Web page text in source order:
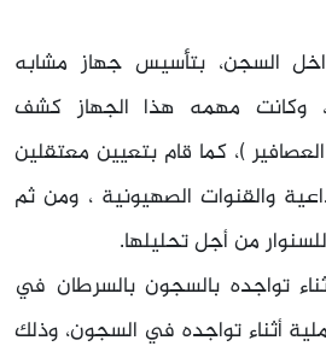
السجن، بتأسيس جهاز مشابه
وكانت مهمه هذا الجهاز كشف
)، كما قام بتعيين معتقلين
والقنوات الصهيونية ، ومن ثم
من أجل تحليلها.
تواجده بالسجون بالسرطان في
أثناء تواجده في السجون، وذلك